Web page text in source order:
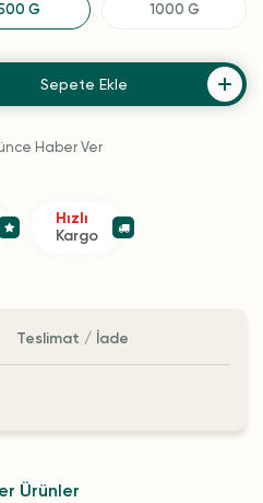
G 1000 G
Sepete Ekle
Haber Ver
Hızlı
Kargo
Teslimat / İade
Ürünler